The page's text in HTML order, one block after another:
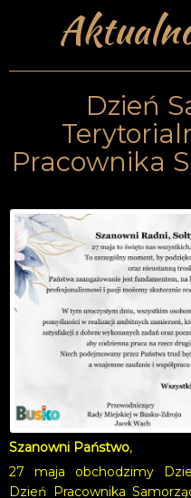
Dzień
Pracownika
Szanowni Państwo,
27 maja obchodzimy
Dzień Pracownika